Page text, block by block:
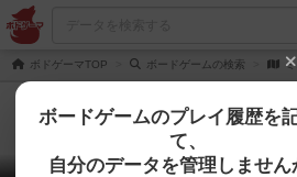
ボドゲーマTOP ボードゲームの検索
ボードゲームのプレイ履歴を
て、
自分のデータを管理しません